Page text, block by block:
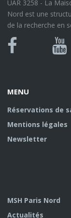
UAR 3258 - La
Nord est une
de la recherche en
Bluesky
Canal
MENU
Réservations de
Mentions légales
Newsletter
MSH Paris Nord
Actualités